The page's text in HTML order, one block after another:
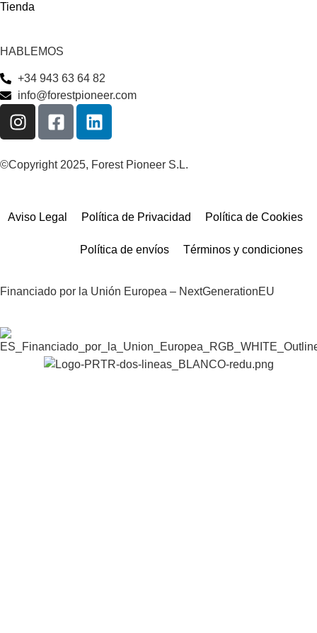
Tienda
HABLEMOS
+34 943 63 64 82
info@forestpioneer.com
©Copyright 2025, Forest Pioneer S.L.
Aviso Legal Política de Privacidad Política de Cookies
Política de envíos Términos y condiciones
Financiado por la Unión Europea – NextGenerationEU